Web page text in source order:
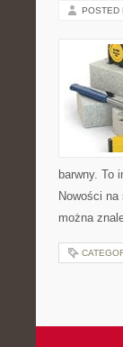
POSTED
barwny. To
Nowości
można